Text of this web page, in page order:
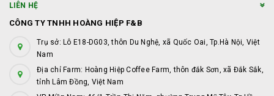
LIÊN HỆ
CÔNG TY TNHH HOÀNG HIỆP F&B
Trụ sở: Lô E18-DG03, thôn Du Nghệ, xã Quốc Oai, Tp.Hà Nội, Việt
Nam
Địa chỉ Farm: Hoàng Hiệp Coffee Farm, thôn đắk Sơn, xã Đắk Sắk,
tỉnh Lâm Đồng, Việt Nam